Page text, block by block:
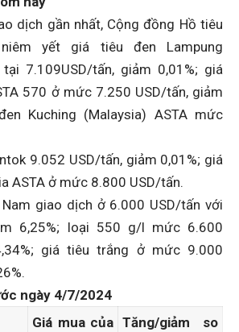
dịch gần nhất, Cộng đồng Hồ tiêu
yết giá tiêu đen Lampung
7.109USD/tấn, giảm 0,01%; giá
570 ở mức 7.250 USD/tấn, giảm
Kuching (Malaysia) ASTA mức
9.052 USD/tấn, giảm 0,01%; giá
ASTA ở mức 8.800 USD/tấn.
giao dịch ở 6.000 USD/tấn với
6,25%; loại 550 g/l mức 6.600
giá tiêu trắng ở mức 9.000
ngày 4/7­­/2024
Giá mua của Tăng/giảm so